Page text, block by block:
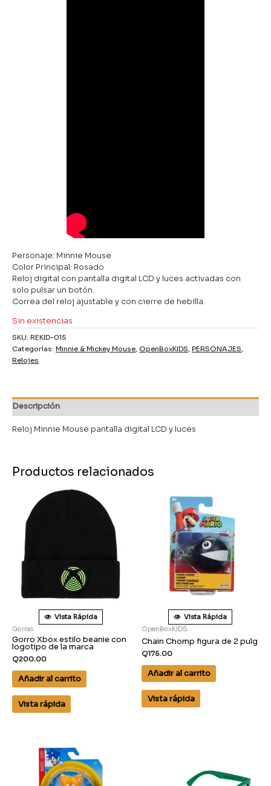
Personaje: Minnie Mouse
Color Principal: Rosado
Reloj digital con pantalla digital LCD y luces activadas con
solo pulsar un botón.
Correa del reloj ajustable y con cierre de hebilla.
Sin existencias
SKU: REKID-015
Categorías: Minnie & Mickey Mouse, OpenBoxKIDS, PERSONAJES,
Relojes
Descripción
Reloj Minnie Mouse pantalla digital LCD y luces
Productos relacionados
Vista Rápida
Gorras
Gorro Xbox estilo beanie con
logotipo de la marca
Q200.00
Añadir al carrito
Vista rápida
Vista Rápida
OpenBoxKIDS
Chain Chomp figura de 2 pulg
Q175.00
Añadir al carrito
Vista rápida